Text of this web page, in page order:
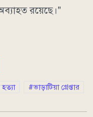
রয়েছে।"
ভাড়াটিয়া গ্রেপ্তার